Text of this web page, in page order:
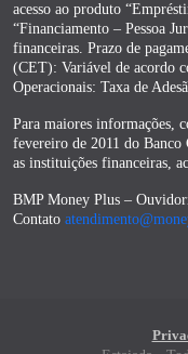
acesso ao produto
“Financiamento – Pessoa
financeiras. Prazo de
(CET): Variável de acordo
Operacionais: Taxa de
Para maiores informações,
fevereiro de 2011 do
as instituições financeiras,
BMP Money Plus –
Contato